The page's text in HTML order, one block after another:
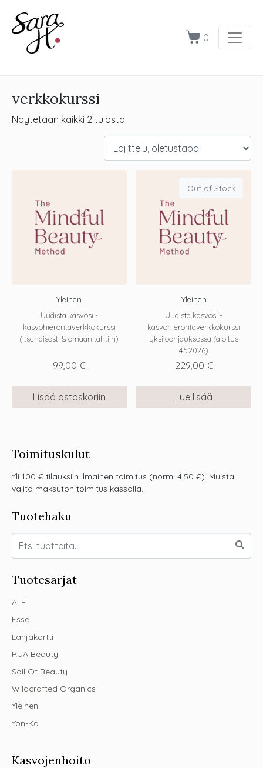
0
verkkokurssi
Näytetään kaikki 2 tulosta
Yleinen
Uudista kasvosi -
kasvohierontaverkkokurssi
(itsenäisesti & omaan tahtiin)
99,00 €
Lisää ostoskoriin
Out of Stock
Yleinen
Uudista kasvosi -
kasvohierontaverkkokurssi
yksilöohjauksessa (aloitus
4.5.2026)
229,00 €
Lue lisää
Toimituskulut
Yli 100 € tilauksiin ilmainen toimitus (norm. 4,50 €). Muista
valita maksuton toimitus kassalla.
Tuotehaku
Tuotesarjat
ALE
Esse
Lahjakortti
RUA Beauty
Soil Of Beauty
Wildcrafted Organics
Yleinen
Yon-Ka
Kasvojenhoito